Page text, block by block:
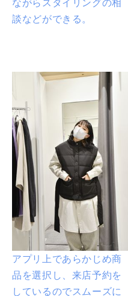
ながらスタイリングの相
談などができる。
アプリ上であらかじめ商
品を選択し、来店予約を
しているのでスムーズに